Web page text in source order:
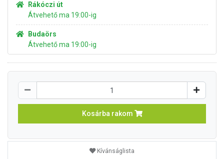
Rákóczi út
Átvehető ma 19:00-ig
Budaörs
Átvehető ma 19:00-ig
Kosárba rakom
Kívánságlista